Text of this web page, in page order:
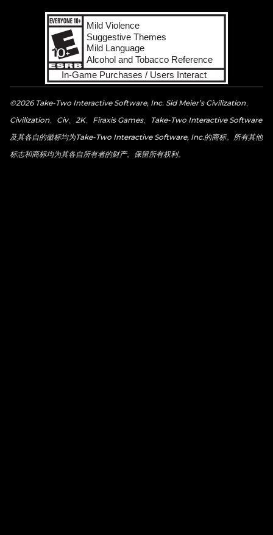
©2026 Take-Two Interactive Software, Inc. Sid Meier’s Civilization、
Civilization、Civ、2K、Firaxis Games、Take-Two Interactive Software
及其各自的徽标均为Take-Two Interactive Software, Inc.的商标。所有其他
标志和商标均为其各自所有者的财产。保留所有权利。